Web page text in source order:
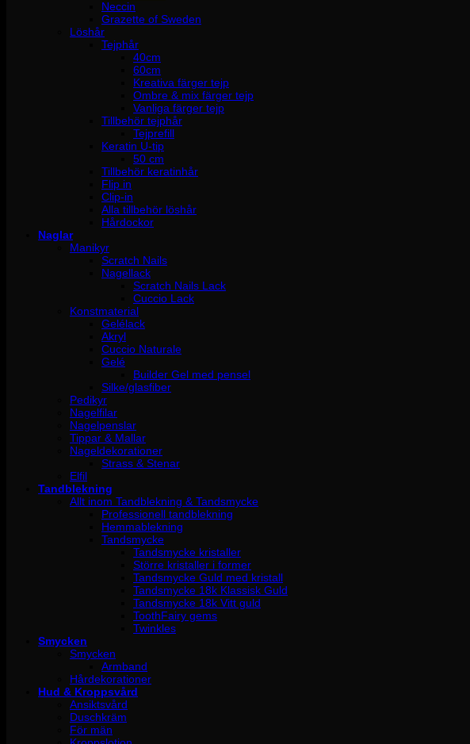
Neccin
Grazette of Sweden
Löshår
Tejphår
40cm
60cm
Kreativa färger tejp
Ombre & mix färger tejp
Vanliga färger tejp
Tillbehör tejphår
Tejprefill
Keratin U-tip
50 cm
Tillbehör keratinhår
Flip in
Clip-in
Alla tillbehör löshår
Hårdockor
Naglar
Manikyr
Scratch Nails
Nagellack
Scratch Nails Lack
Cuccio Lack
Konstmaterial
Gelélack
Akryl
Cuccio Naturale
Gelé
Builder Gel med pensel
Silke/glasfiber
Pedikyr
Nagelfilar
Nagelpenslar
Tippar & Mallar
Nageldekorationer
Strass & Stenar
Elfil
Tandblekning
Allt inom Tandblekning & Tandsmycke
Professionell tandblekning
Hemmablekning
Tandsmycke
Tandsmycke kristaller
Större kristaller i former
Tandsmycke Guld med kristall
Tandsmycke 18k Klassisk Guld
Tandsmycke 18k Vitt guld
ToothFairy gems
Twinkles
Smycken
Smycken
Armband
Hårdekorationer
Hud & Kroppsvård
Ansiktsvård
Duschkräm
För män